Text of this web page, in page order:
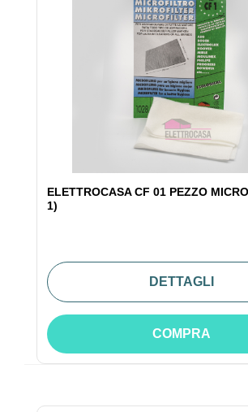
ELETTROCASA CF 01 PEZZO
1)
DETTAGLI
COMPRA